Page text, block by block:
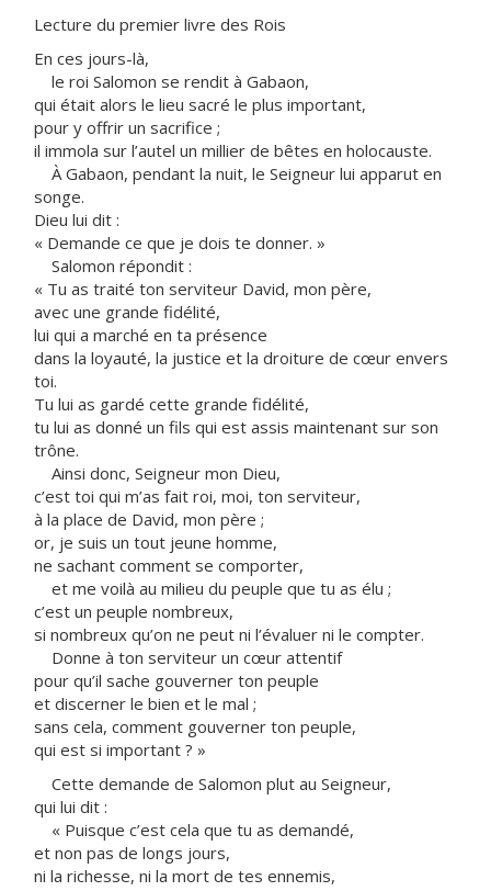
Lecture du premier livre des Rois
En ces jours-là,
le roi Salomon se rendit à Gabaon,
qui était alors le lieu sacré le plus important,
pour y offrir un sacrifice ;
il immola sur l’autel un millier de bêtes en holocauste.
À Gabaon, pendant la nuit, le Seigneur lui apparut en
songe.
Dieu lui dit :
« Demande ce que je dois te donner. »
Salomon répondit :
« Tu as traité ton serviteur David, mon père,
avec une grande fidélité,
lui qui a marché en ta présence
dans la loyauté, la justice et la droiture de cœur envers
toi.
Tu lui as gardé cette grande fidélité,
tu lui as donné un fils qui est assis maintenant sur son
trône.
Ainsi donc, Seigneur mon Dieu,
c’est toi qui m’as fait roi, moi, ton serviteur,
à la place de David, mon père ;
or, je suis un tout jeune homme,
ne sachant comment se comporter,
et me voilà au milieu du peuple que tu as élu ;
c’est un peuple nombreux,
si nombreux qu’on ne peut ni l’évaluer ni le compter.
Donne à ton serviteur un cœur attentif
pour qu’il sache gouverner ton peuple
et discerner le bien et le mal ;
sans cela, comment gouverner ton peuple,
qui est si important ? »
Cette demande de Salomon plut au Seigneur,
qui lui dit :
« Puisque c’est cela que tu as demandé,
et non pas de longs jours,
ni la richesse, ni la mort de tes ennemis,